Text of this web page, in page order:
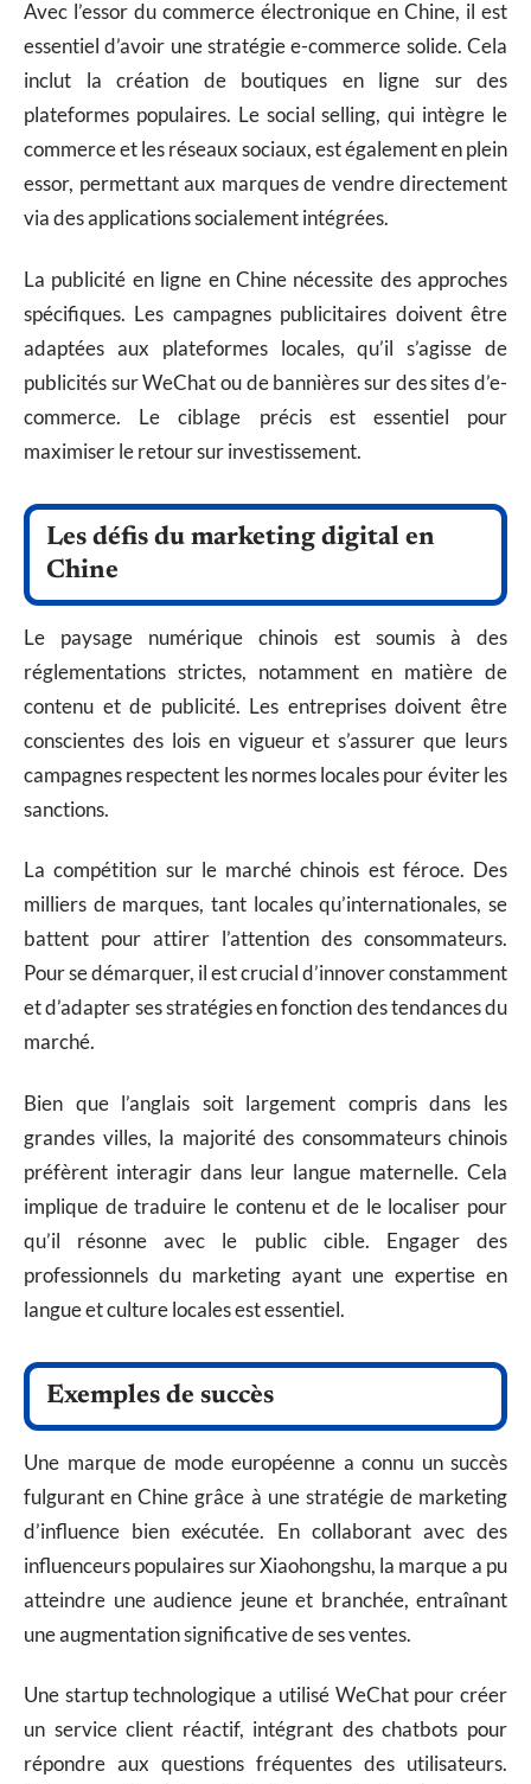
Avec l’essor du commerce électronique en Chine, il est
essentiel d’avoir une stratégie e-commerce solide. Cela
inclut la création de boutiques en ligne sur des
plateformes populaires. Le social selling, qui intègre le
commerce et les réseaux sociaux, est également en plein
essor, permettant aux marques de vendre directement
via des applications socialement intégrées.
La publicité en ligne en Chine nécessite des approches
spécifiques. Les campagnes publicitaires doivent être
adaptées aux plateformes locales, qu’il s’agisse de
publicités sur WeChat ou de bannières sur des sites d’e-
commerce. Le ciblage précis est essentiel pour
maximiser le retour sur investissement.
Les défis du marketing digital en
Chine
Le paysage numérique chinois est soumis à des
réglementations strictes, notamment en matière de
contenu et de publicité. Les entreprises doivent être
conscientes des lois en vigueur et s’assurer que leurs
campagnes respectent les normes locales pour éviter les
sanctions.
La compétition sur le marché chinois est féroce. Des
milliers de marques, tant locales qu’internationales, se
battent pour attirer l’attention des consommateurs.
Pour se démarquer, il est crucial d’innover constamment
et d’adapter ses stratégies en fonction des tendances du
marché.
Bien que l’anglais soit largement compris dans les
grandes villes, la majorité des consommateurs chinois
préfèrent interagir dans leur langue maternelle. Cela
implique de traduire le contenu et de le localiser pour
qu’il résonne avec le public cible. Engager des
professionnels du marketing ayant une expertise en
langue et culture locales est essentiel.
Exemples de succès
Une marque de mode européenne a connu un succès
fulgurant en Chine grâce à une stratégie de marketing
d’influence bien exécutée. En collaborant avec des
influenceurs populaires sur Xiaohongshu, la marque a pu
atteindre une audience jeune et branchée, entraînant
une augmentation significative de ses ventes.
Une startup technologique a utilisé WeChat pour créer
un service client réactif, intégrant des chatbots pour
répondre aux questions fréquentes des utilisateurs.